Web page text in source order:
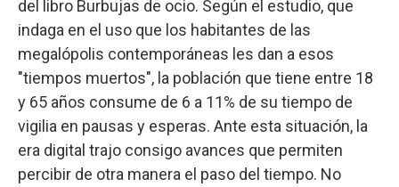
del libro Burbujas de ocio. Según el estudio, que
indaga en el uso que los habitantes de las
megalópolis contemporáneas les dan a esos
"tiempos muertos", la población que tiene entre 18
y 65 años consume de 6 a 11% de su tiempo de
vigilia en pausas y esperas. Ante esta situación, la
era digital trajo consigo avances que permiten
percibir de otra manera el paso del tiempo. No